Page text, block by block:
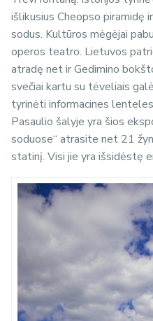
išlikusius Cheopso piramidę
sodus. Kultūros mėgėjai
operos teatro. Lietuvos
atradę net ir Gedimino
svečiai kartu su tėveliais
tyrinėti informacines
Pasaulio šalyje yra šios
soduose“ atrasite net 21
statinį. Visi jie yra išsidėstę